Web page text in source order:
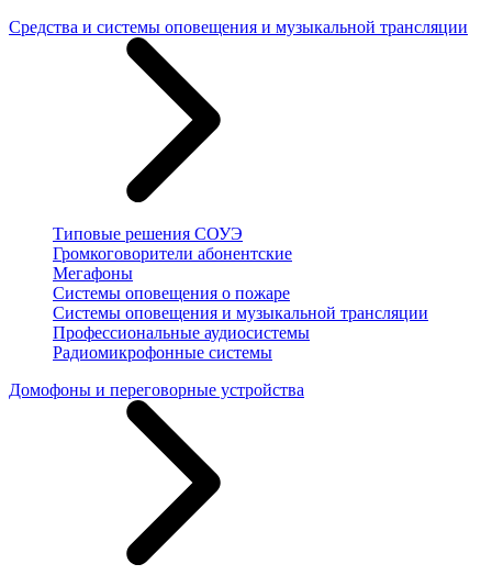
Средства и системы оповещения и музыкальной трансляции
Типовые решения СОУЭ
Громкоговорители абонентские
Мегафоны
Системы оповещения о пожаре
Системы оповещения и музыкальной трансляции
Профессиональные аудиосистемы
Радиомикрофонные системы
Домофоны и переговорные устройства